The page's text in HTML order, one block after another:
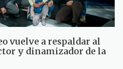
vuelve a respaldar al
y dinamizador de la